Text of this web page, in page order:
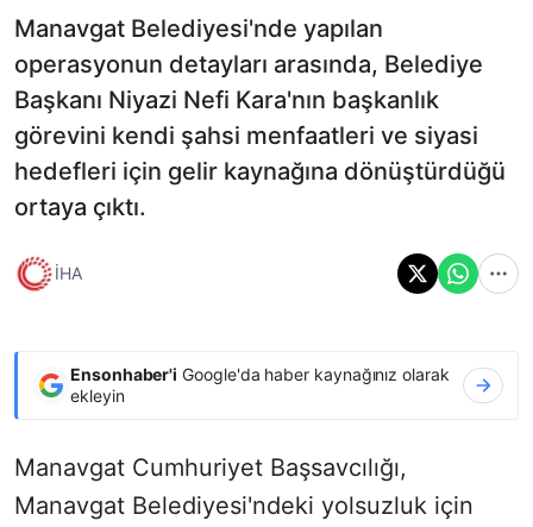
Manavgat Belediyesi'nde yapılan
operasyonun detayları arasında, Belediye
Başkanı Niyazi Nefi Kara'nın başkanlık
görevini kendi şahsi menfaatleri ve siyasi
hedefleri için gelir kaynağına dönüştürdüğü
ortaya çıktı.
İHA
Ensonhaber'i Google'da haber kaynağınız olarak
ekleyin
Manavgat Cumhuriyet Başsavcılığı,
Manavgat Belediyesi'ndeki yolsuzluk için